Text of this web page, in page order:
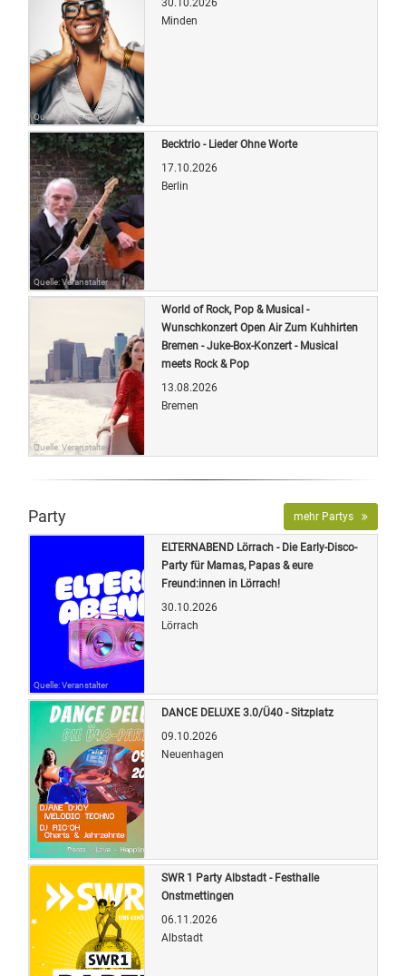
Quelle: Veranstalter
Minden
Quelle: Veranstalter
Becktrio - Lieder Ohne Worte
17.10.2026
Berlin
Quelle: Veranstalter
World of Rock, Pop & Musical -
Wunschkonzert Open Air Zum Kuhhirten
Bremen - Juke-Box-Konzert - Musical
meets Rock & Pop
13.08.2026
Bremen
Party mehr Partys
Quelle: Veranstalter
ELTERNABEND Lörrach - Die Early-Disco-
Party für Mamas, Papas & eure
Freund:innen in Lörrach!
30.10.2026
Lörrach
Quelle: Veranstalter
DANCE DELUXE 3.0/Ü40 - Sitzplatz
09.10.2026
Neuenhagen
SWR 1 Party Albstadt - Festhalle
Onstmettingen
06.11.2026
Albstadt